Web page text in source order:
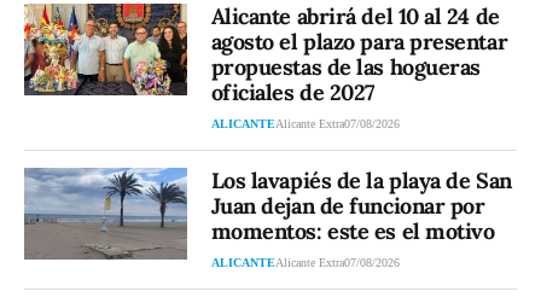
Alicante abrirá del 10 al 24 de
agosto el plazo para presentar
propuestas de las hogueras
oficiales de 2027
ALICANTEAlicante Extra07/08/2026
Los lavapiés de la playa de San
Juan dejan de funcionar por
momentos: este es el motivo
ALICANTEAlicante Extra07/08/2026